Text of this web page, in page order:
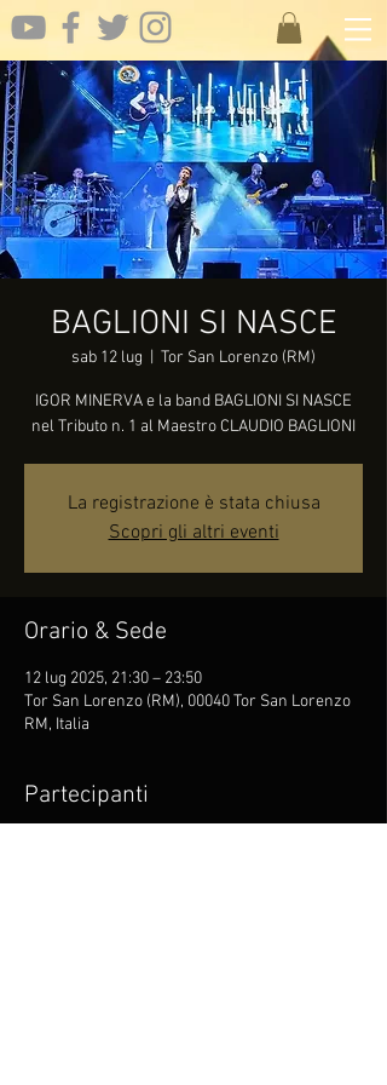
BAGLIONI SI NASCE
sab 12 lug Tor San Lorenzo (RM)
IGOR MINERVA e la band BAGLIONI SI NASCE
nel Tributo n. 1 al Maestro CLAUDIO BAGLIONI
La registrazione è stata chiusa
Scopri gli altri eventi
Orario & Sede
12 lug 2025, 21:30 – 23:50
Tor San Lorenzo (RM), 00040 Tor San Lorenzo
RM, Italia
Partecipanti